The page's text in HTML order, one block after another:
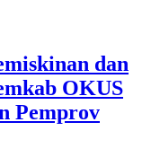
dan
OKUS
Pemprov